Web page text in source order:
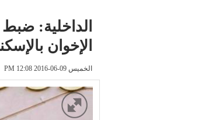
الإخوان
الخميس 09-06-2016 PM 12:08